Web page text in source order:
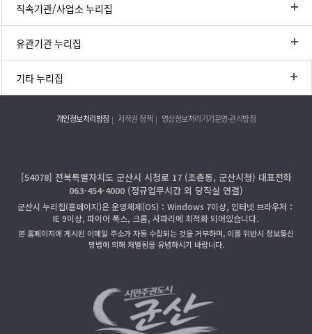
직속기관/사업소 누리집
유관기관 누리집
기타 누리집
개인정보처리방침 저작권 정책 영상정보처리기기운영·관리방침
[54078] 전북특별자치도 군산시 시청로 17 (조촌동, 군산시청) 대표전화
063-454-4000 (정규업무시간 외 당직실 연결)
군산시 누리집(홈페이지)은 운영체제(OS)：Windows 7이상, 인터넷 브라우저：
IE 9이상, 파이어 폭스, 크롬, 사파리에 최적화 되어있습니다.
본 홈페이지에 게시된 이메일 주소가 자동 수집되는 것을 거부하며, 이를 위반시 정보통신
망법에 의해 처벌됨을 유념하시기 바랍니다.